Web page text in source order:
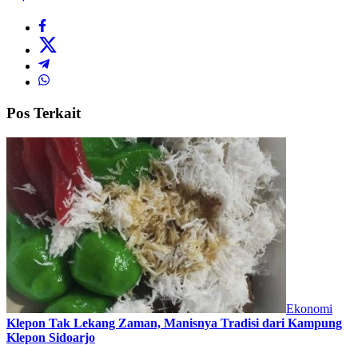
Pos Terkait
Ekonomi
Klepon Tak Lekang Zaman, Manisnya Tradisi dari Kampung
Klepon Sidoarjo